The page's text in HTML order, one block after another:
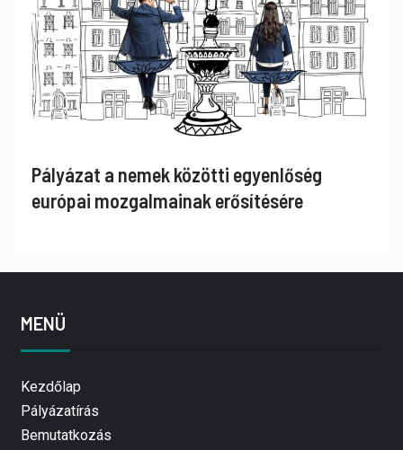
Pályázat a nemek közötti egyenlőség
európai mozgalmainak erősítésére
MENÜ
Kezdőlap
Pályázatírás
Bemutatkozás